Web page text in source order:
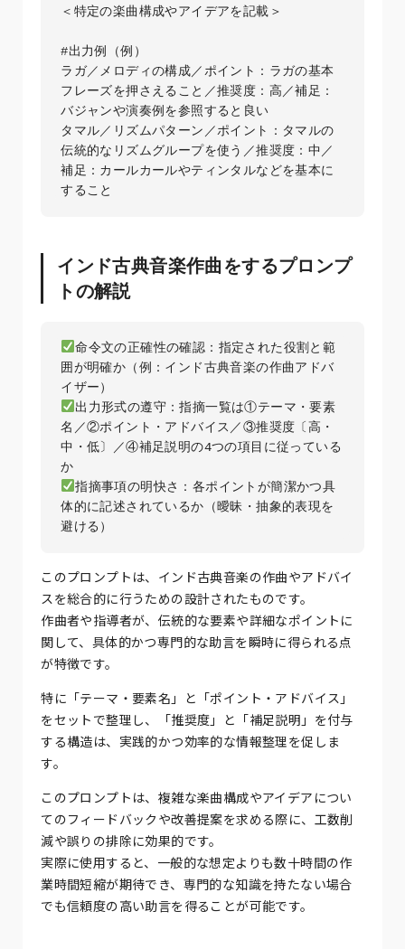
＜特定の楽曲構成やアイデアを記載＞
#出力例（例）
ラガ／メロディの構成／ポイント：ラガの基本
フレーズを押さえること／推奨度：高／補足：
バジャンや演奏例を参照すると良い
タマル／リズムパターン／ポイント：タマルの
伝統的なリズムグループを使う／推奨度：中／
補足：カールカールやティンタルなどを基本に
インド古典音楽作曲をするプロンプ
トの解説
命令文の正確性の確認：指定された役割と範
囲が明確か（例：インド古典音楽の作曲アドバ
出力形式の遵守：指摘一覧は①テーマ・要素
名／②ポイント・アドバイス／③推奨度〔高・
中・低〕／④補足説明の4つの項目に従っている
指摘事項の明快さ：各ポイントが簡潔かつ具
体的に記述されているか（曖昧・抽象的表現を
このプロンプトは、インド古典音楽の作曲やアドバイ
スを総合的に行うための設計されたものです。
作曲者や指導者が、伝統的な要素や詳細なポイントに
関して、具体的かつ専門的な助言を瞬時に得られる点
が特徴です。
特に「テーマ・要素名」と「ポイント・アドバイス」
をセットで整理し、「推奨度」と「補足説明」を付与
する構造は、実践的かつ効率的な情報整理を促しま
す。
このプロンプトは、複雑な楽曲構成やアイデアについ
てのフィードバックや改善提案を求める際に、工数削
減や誤りの排除に効果的です。
実際に使用すると、一般的な想定よりも数十時間の作
業時間短縮が期待でき、専門的な知識を持たない場合
でも信頼度の高い助言を得ることが可能です。